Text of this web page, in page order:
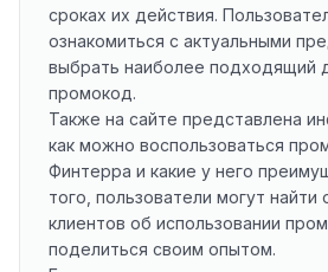
сроках их действия.
ознакомиться с актуальными
выбрать наиболее подходящий
промокод.
Также на сайте представлена
как можно воспользоваться
Финтерра и какие у него
того, пользователи могут найти
клиентов об использовании
поделиться своим опытом.